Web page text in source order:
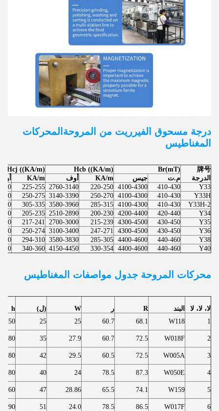
درجة مسحوق الفيرريت من المروحة المحركات
المغناطيس
牌号
الدرجة
Br(mT)
Hcb ((KA/m)
Hcj ((KA/m)
م.ت
جيس KA/m أوف KA/m
Y33
410-430
4100-4300
220-250
2760-3140
225-255
Y33H
410-430
4100-4300
250-270
3140-3390
250-275
Y33H-2
410-430
4100-4300
285-315
3580-3960
305-335
Y34
420-440
4200-4400
200-230
2510-2890
205-235
Y35
430-450
4300-4500
215-239
2700-3000
217-241
Y36
430-450
4300-4500
247-271
3100-3400
250-274
Y38
440-460
4400-4600
285-305
3580-3830
294-310
Y40
440-460
4400-4600
330-354
4150-4450
340-360
محركات المروحة جدول مواصفات المغناطيس
لا، لا، لا البند R ر W (ل)
h
1
W118
68.1
60.7
25
25
7.50
2
W018F
72.5
60.7
27.9
35
11.80
3
W005A
72.5
60.5
29.5
42
11.80
4
W050E
87.3
78.5
24
40
8.80
5
W159
74.1
65.5
28.86
47
8.60
6
W017F
86.5
78.5
24.0
51
7.90